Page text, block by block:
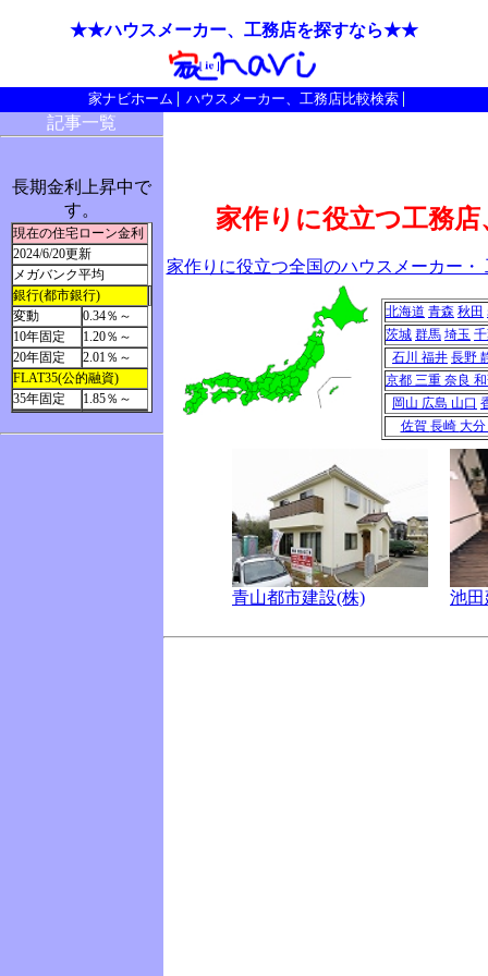
★★ハウスメーカー、工務店を探すなら★★
家ナビホーム ハウスメーカー、工務店比較検索
記事一覧
長期金利上昇中で
す。
現在の住宅ローン金利
2024/6/20更新
メガバンク平均
銀行(都市銀行)
変動
0.34％～
10年固定
1.20％～
20年固定
2.01％～
FLAT35(公的融資)
35年固定
1.85％～
家作りに役立つ工務
家作りに役立つ全国のハウスメーカー
北海道 青森 秋田
茨城 群馬 埼玉
石川 福井 長野
京都 三重 奈良
岡山 広島 山口
佐賀 長崎 大分